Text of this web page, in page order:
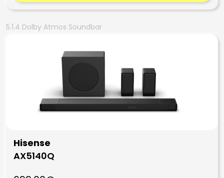
5.1.4 Dolby Atmos Soundbar
Hisense
AX5140Q